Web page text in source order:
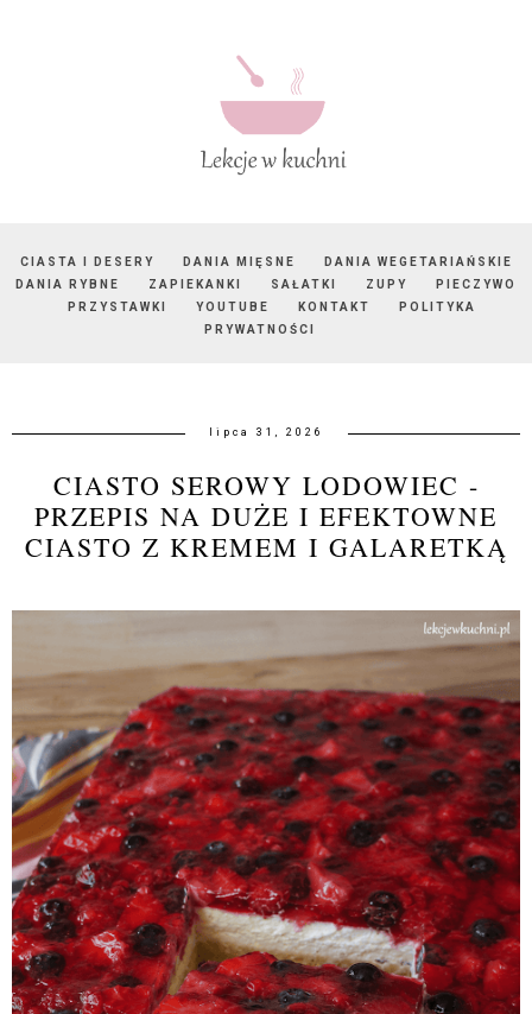
CIASTA I DESERY DANIA MIĘSNE
DANIA WEGETARIAŃSKIE
DANIA RYBNE
ZAPIEKANKI SAŁATKI ZUPY
PIECZYWO
PRZYSTAWKI
YOUTUBE KONTAKT
POLITYKA
PRYWATNOŚCI
lipca 31, 2026
CIASTO SEROWY LODOWIEC -
PRZEPIS NA DUŻE I EFEKTOWNE
CIASTO Z KREMEM I GALARETKĄ